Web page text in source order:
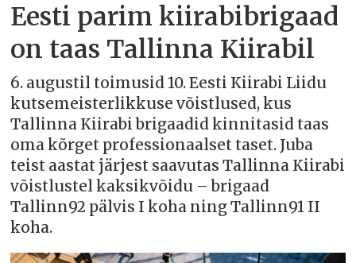
Eesti parim kiirabibrigaad
on taas Tallinna Kiirabil
6. augustil toimusid 10. Eesti Kiirabi Liidu
kutsemeisterlikkuse võistlused, kus
Tallinna Kiirabi brigaadid kinnitasid taas
oma kõrget professionaalset taset. Juba
teist aastat järjest saavutas Tallinna Kiirabi
võistlustel kaksikvõidu – brigaad
Tallinn92 pälvis I koha ning Tallinn91 II
koha.